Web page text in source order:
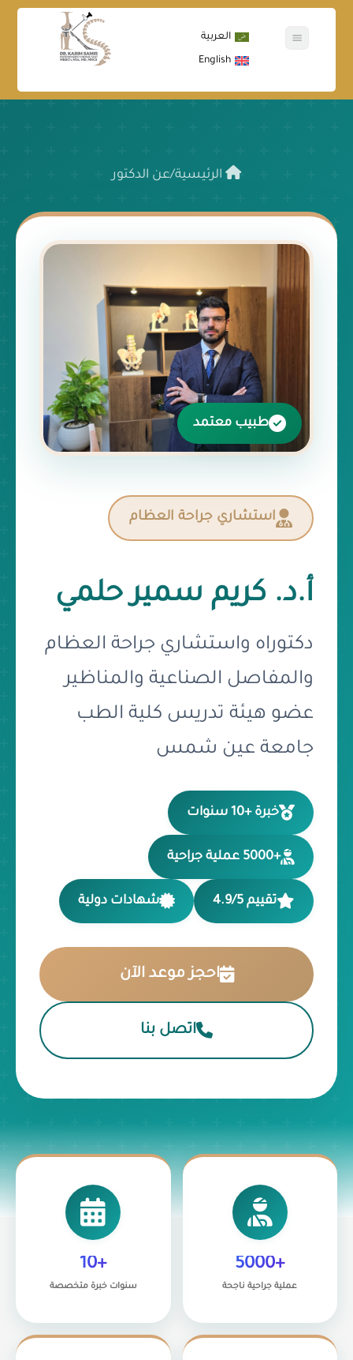
العربية
English
الرئيسية/عن الدكتور
طبيب معتمد
استشاري جراحة العظام
أ.د. كريم سمير حلمي
دكتوراه واستشاري جراحة العظام
والمفاصل الصناعية والمناظير
عضو هيئة تدريس كلية الطب
جامعة عين شمس
خبرة +10 سنوات
+5000 عملية جراحية
تقييم 4.9/5 شهادات دولية
احجز موعد الآن
اتصل بنا
+5000
عملية جراحية ناجحة
+10
سنوات خبرة متخصصة